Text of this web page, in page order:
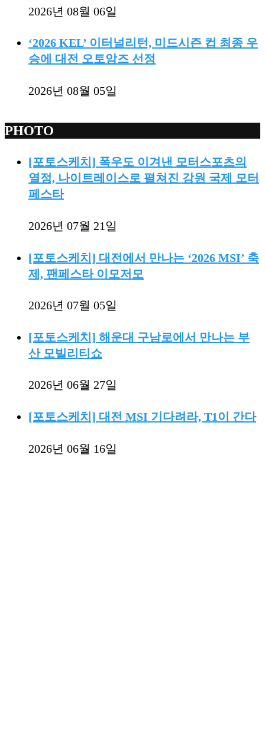
2026년 08월 06일
‘2026 KEL’ 이터널리턴, 미드시즌 컵 최종 우
승에 대전 오토암즈 선정
2026년 08월 05일
PHOTO
[포토스케치] 폭우도 이겨낸 모터스포츠의
열정, 나이트레이스로 펼쳐진 강원 국제 모터
페스타
2026년 07월 21일
[포토스케치] 대전에서 만나는 ‘2026 MSI’ 축
제, 팬페스타 이모저모
2026년 07월 05일
[포토스케치] 해운대 구남로에서 만나는 부
산 모빌리티쇼
2026년 06월 27일
[포토스케치] 대전 MSI 기다려라, T1이 간다
2026년 06월 16일